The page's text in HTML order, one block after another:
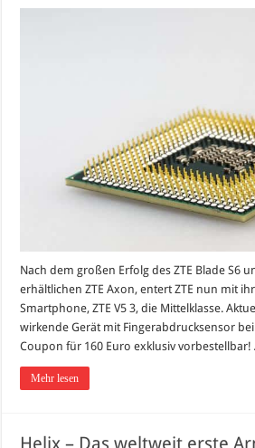
Nach dem großen Erfolg des ZTE Blade S6
erhältlichen ZTE Axon, entert ZTE nun mit
Smartphone, ZTE V5 3, die Mittelklasse.
wirkende Gerät mit Fingerabdrucksensor
Coupon für 160 Euro exklusiv vorbestellbar!
Mehr lesen
Helix – Das weltweit erste